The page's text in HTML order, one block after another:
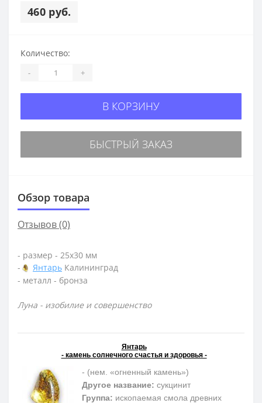
460 руб.
Количество:
- +
В КОРЗИНУ
БЫСТРЫЙ ЗАКАЗ
Обзор товара
Отзывов (0)
- размер - 25х30 мм
-
Янтарь Калининград
- металл - бронза
Луна - изобилие и совершенство
Янтарь
- камень солнечного счастья и здоровья -
- (нем. «огненный камень»)
Другое название: сукцинит
Группа: ископаемая смола древних